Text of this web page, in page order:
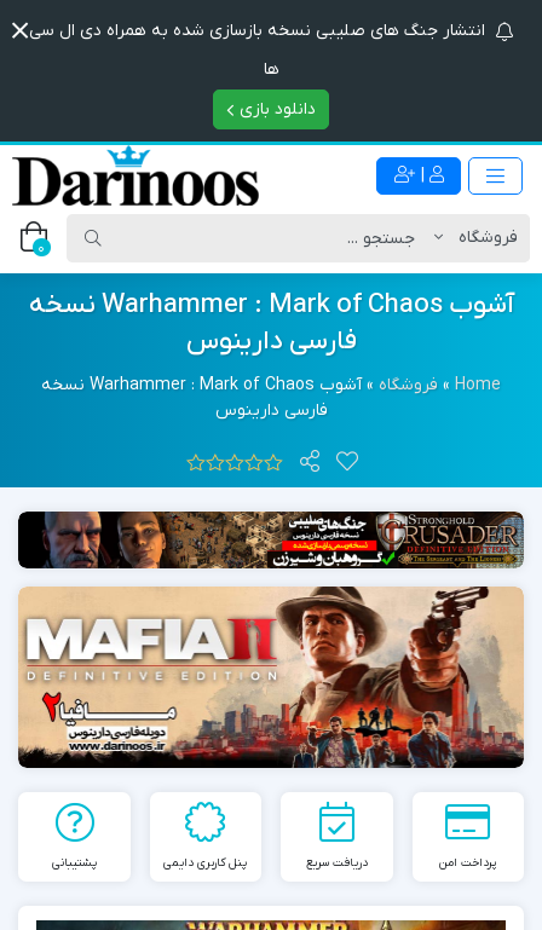
انتشار جنگ های صلیبی نسخه بازسازی شده به همراه دی ال سی
ها
دانلود بازی
0
آشوب Warhammer : Mark of Chaos نسخه
فارسی دارینوس
Home
» فروشگاه »
آشوب Warhammer : Mark of Chaos نسخه
فارسی دارینوس
پرداخت امن دریافت سریع پنل کاربری دایمی پشتیبانی